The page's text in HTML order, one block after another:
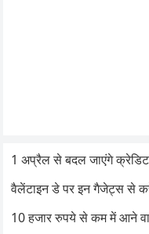
1 अप्रैल से बदल जाएंगे क्रेडिट
वैलेंटाइन डे पर इन गैजेट्स से
10 हजार रुपये से कम में आने